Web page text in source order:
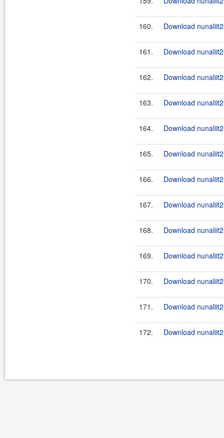
160. Download
161. Download
162. Download
163. Download
164. Download
165. Download
166. Download
167. Download
168. Download
169. Download
170. Download
171. Download
172. Download